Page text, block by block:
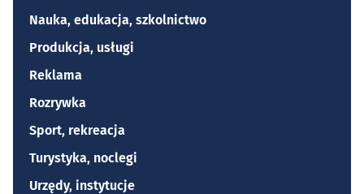
Nauka, edukacja, szkolnictwo
Produkcja, usługi
Reklama
Rozrywka
Sport, rekreacja
Turystyka, noclegi
Urzędy, instytucje